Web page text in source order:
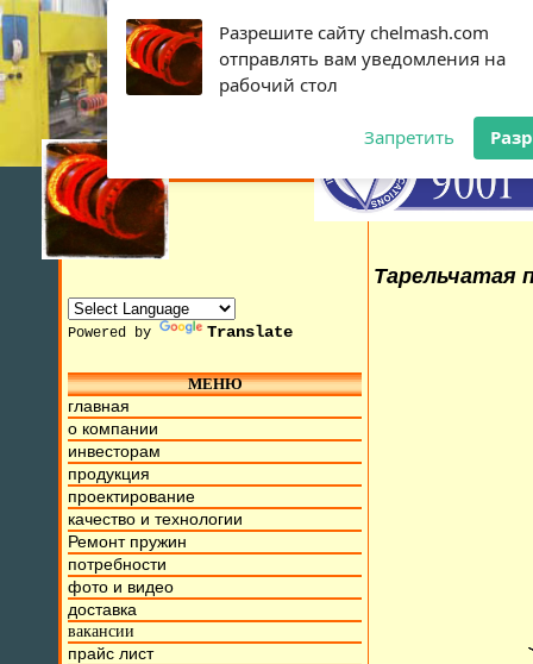
Разрешите сайту chelmash.com
отправлять вам уведомления на
рабочий стол
Запретить
Powered by Translate
МЕНЮ
главная
о компании
инвесторам
продукция
проектирование
качество и технологии
Ремонт пружин
потребности
фото и видео
доставка
вакансии
прайс лист
Тарельчатая
2015г. Мы находимся на ул. Труда, д.17. Бесплатный